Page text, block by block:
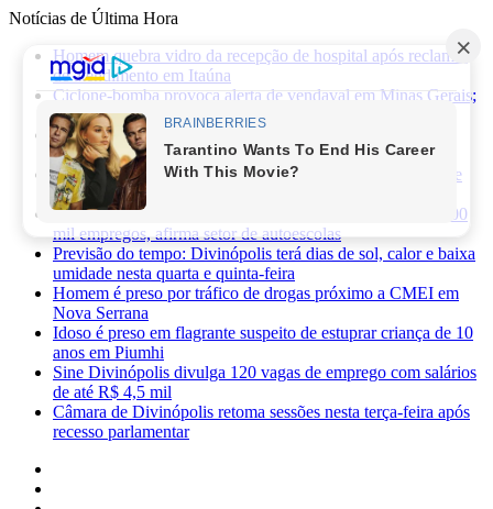
Notícias de Última Hora
Homem quebra vidro da recepção de hospital após reclamar
de atendimento em Itaúna
Ciclone-bomba provoca alerta de vendaval em Minas Gerais;
veja os impactos previstos para Divinópolis
Homem morre após sofrer choque elétrico e cair de oito
metros durante manutenção em academia
PRF apreende 75 mil maços de cigarros contrabandeados e
prende motorista na BR-262
Novas regras da CNH já provocaram perda de cerca de 100
mil empregos, afirma setor de autoescolas
Previsão do tempo: Divinópolis terá dias de sol, calor e baixa
umidade nesta quarta e quinta-feira
Homem é preso por tráfico de drogas próximo a CMEI em
Nova Serrana
Idoso é preso em flagrante suspeito de estuprar criança de 10
anos em Piumhi
Sine Divinópolis divulga 120 vagas de emprego com salários
de até R$ 4,5 mil
Câmara de Divinópolis retoma sessões nesta terça-feira após
recesso parlamentar